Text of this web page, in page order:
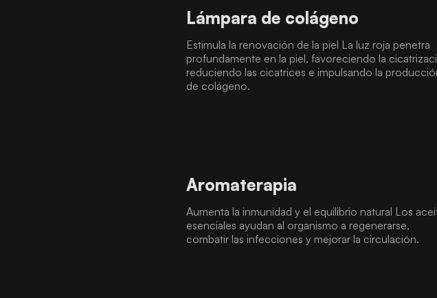
Lámpara de colágeno
Estimula la renovación de la piel La luz roja penetra
profundamente en la piel, favoreciendo la
reduciendo las cicatrices e impulsando la
de colágeno.
Aromaterapia
Aumenta la inmunidad y el equilibrio natural Los
esenciales ayudan al organismo a regenerarse,
combatir las infecciones y mejorar la circulación.